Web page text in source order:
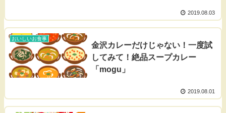
2019.08.03
おいしいお食事
金沢カレーだけじゃない！一度試
してみて！絶品スープカレー
「mogu」
2019.08.01